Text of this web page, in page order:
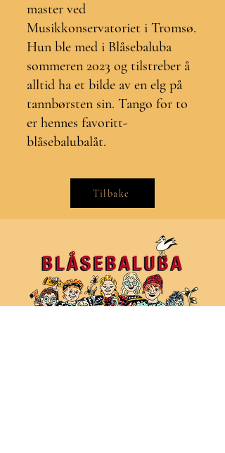
master ved
Musikkonservatoriet i Tromsø.
Hun ble med i Blåsebaluba
sommeren 2023 og tilstreber å
alltid ha et bilde av en elg på
tannbørsten sin. Tango for to
er hennes favoritt-
blåsebalubalåt.
Tilbake